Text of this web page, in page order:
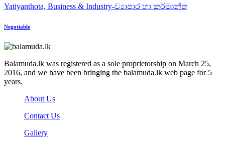
Yatiyanthota, Business & Industry-ව්‍යාපාර හා කර්මාන්ත
Negotiable
Balamuda.lk was registered as a sole proprietorship on March 25,
2016, and we have been bringing the balamuda.lk web page for 5
years.
About Us
Contact Us
Gallery